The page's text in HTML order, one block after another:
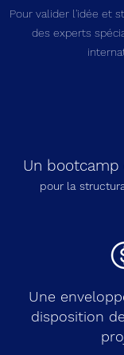
Pour valider l'idée et
des experts
Un
pour la
Une
disposition